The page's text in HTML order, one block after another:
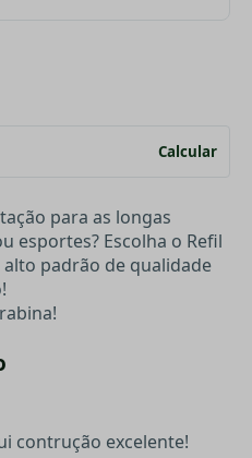
Calcular
para as longas
esportes? Escolha o Refil
alto padrão de qualidade
contrução excelente!